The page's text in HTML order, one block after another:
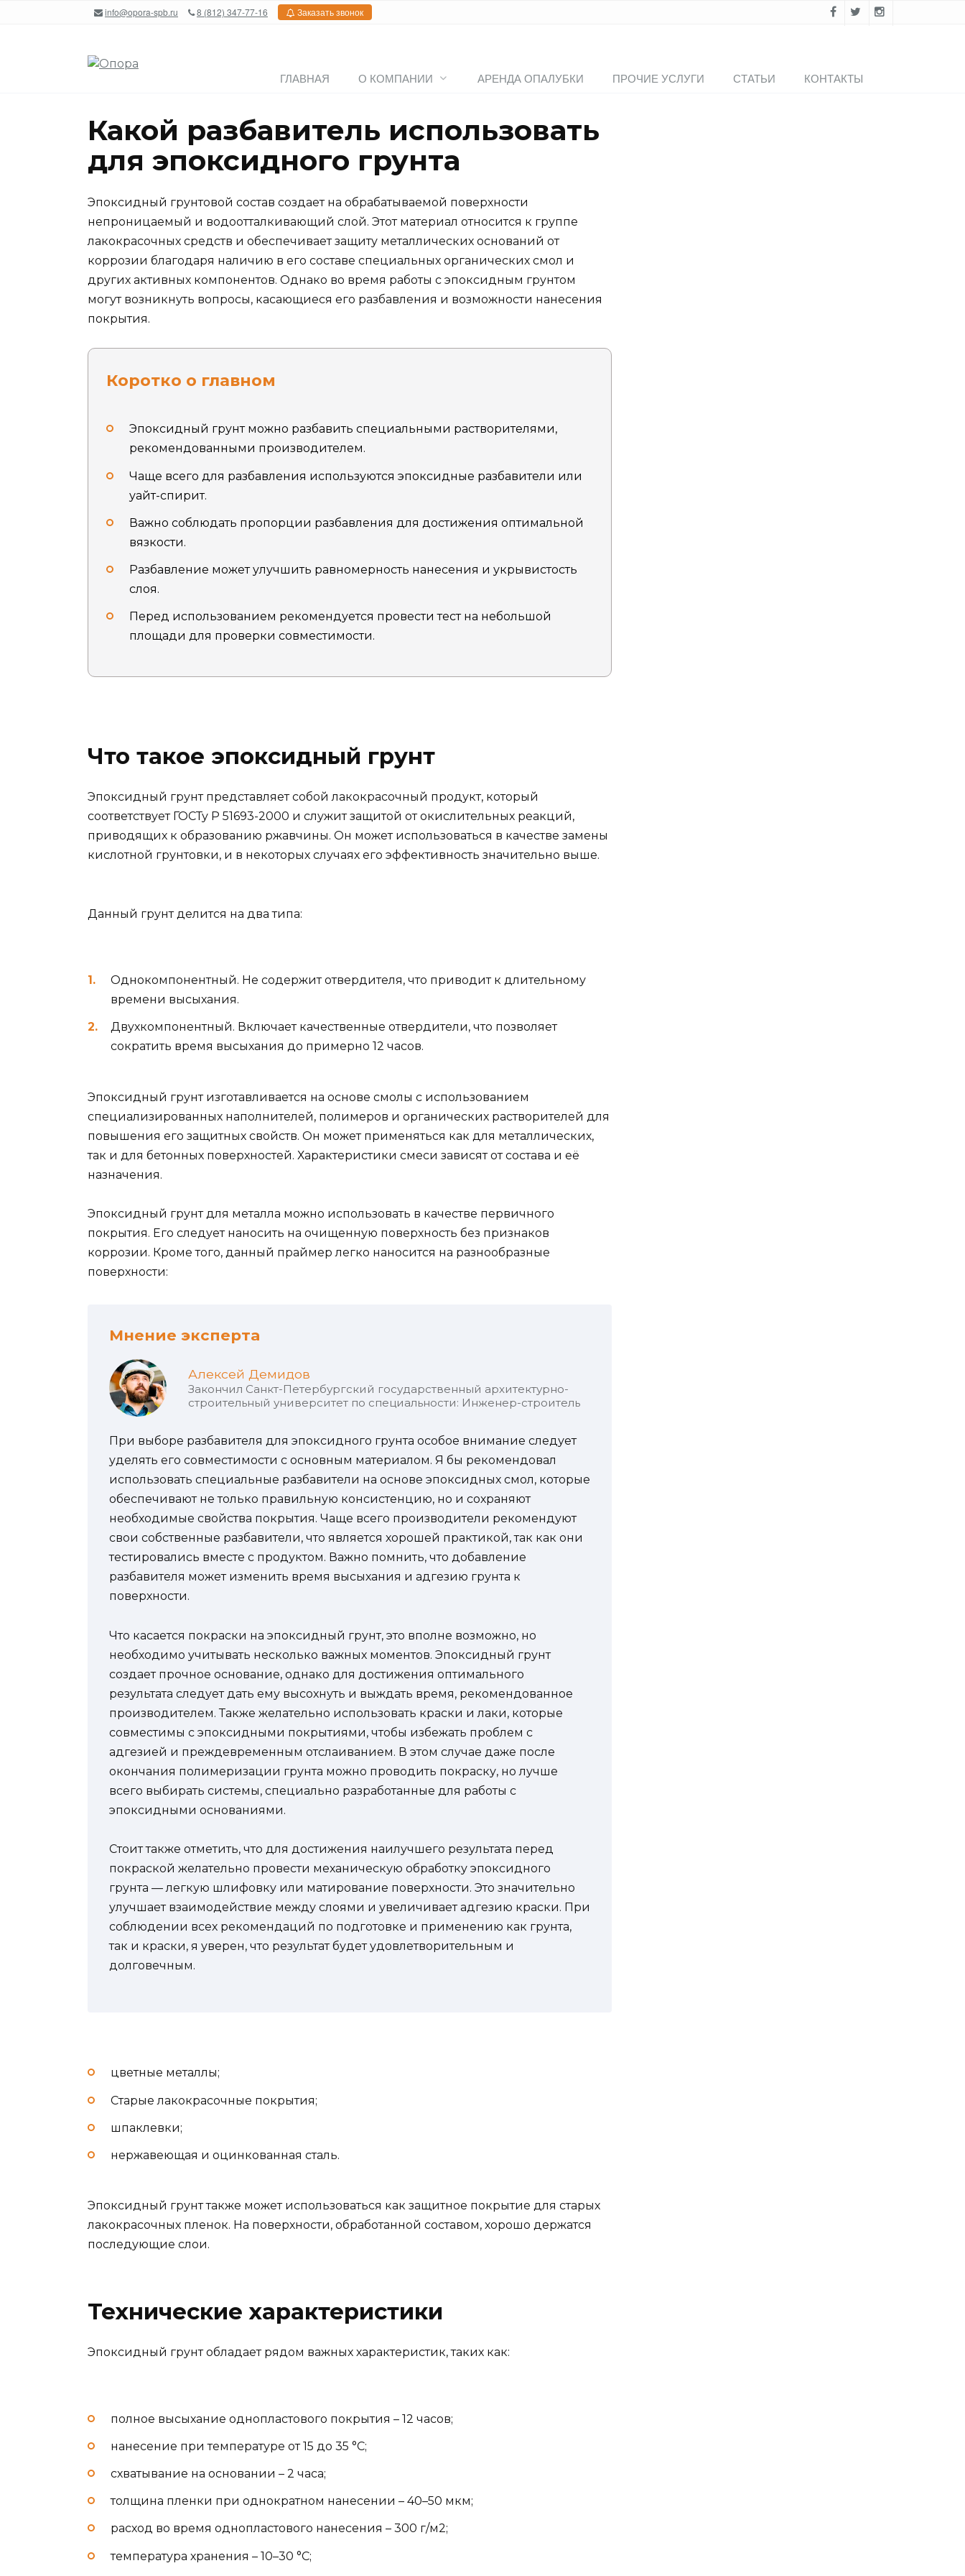
info@opora-spb.ru 8 (812) 347-77-16 Заказать звонок
ГЛАВНАЯ О КОМПАНИИ АРЕНДА ОПАЛУБКИ ПРОЧИЕ УСЛУГИ СТАТЬИ КОНТАКТЫ
Какой разбавитель использовать
для эпоксидного грунта
Эпоксидный грунтовой состав создает на обрабатываемой поверхности
непроницаемый и водоотталкивающий слой. Этот материал относится к группе
лакокрасочных средств и обеспечивает защиту металлических оснований от
коррозии благодаря наличию в его составе специальных органических смол и
других активных компонентов. Однако во время работы с эпоксидным грунтом
могут возникнуть вопросы, касающиеся его разбавления и возможности нанесения
покрытия.
Коротко о главном
Эпоксидный грунт можно разбавить специальными растворителями,
рекомендованными производителем.
Чаще всего для разбавления используются эпоксидные разбавители или
уайт-спирит.
Важно соблюдать пропорции разбавления для достижения оптимальной
вязкости.
Разбавление может улучшить равномерность нанесения и укрывистость
слоя.
Перед использованием рекомендуется провести тест на небольшой
площади для проверки совместимости.
Что такое эпоксидный грунт
Эпоксидный грунт представляет собой лакокрасочный продукт, который
соответствует ГОСТу Р 51693-2000 и служит защитой от окислительных реакций,
приводящих к образованию ржавчины. Он может использоваться в качестве замены
кислотной грунтовки, и в некоторых случаях его эффективность значительно выше.
Данный грунт делится на два типа:
Однокомпонентный. Не содержит отвердителя, что приводит к длительному
времени высыхания.
Двухкомпонентный. Включает качественные отвердители, что позволяет
сократить время высыхания до примерно 12 часов.
Эпоксидный грунт изготавливается на основе смолы с использованием
специализированных наполнителей, полимеров и органических растворителей для
повышения его защитных свойств. Он может применяться как для металлических,
так и для бетонных поверхностей. Характеристики смеси зависят от состава и её
назначения.
Эпоксидный грунт для металла можно использовать в качестве первичного
покрытия. Его следует наносить на очищенную поверхность без признаков
коррозии. Кроме того, данный праймер легко наносится на разнообразные
поверхности:
Мнение эксперта
Алексей Демидов
Закончил Санкт-Петербургский государственный архитектурно-
строительный университет по специальности: Инженер-строитель
При выборе разбавителя для эпоксидного грунта особое внимание следует
уделять его совместимости с основным материалом. Я бы рекомендовал
использовать специальные разбавители на основе эпоксидных смол, которые
обеспечивают не только правильную консистенцию, но и сохраняют
необходимые свойства покрытия. Чаще всего производители рекомендуют
свои собственные разбавители, что является хорошей практикой, так как они
тестировались вместе с продуктом. Важно помнить, что добавление
разбавителя может изменить время высыхания и адгезию грунта к
поверхности.
Что касается покраски на эпоксидный грунт, это вполне возможно, но
необходимо учитывать несколько важных моментов. Эпоксидный грунт
создает прочное основание, однако для достижения оптимального
результата следует дать ему высохнуть и выждать время, рекомендованное
производителем. Также желательно использовать краски и лаки, которые
совместимы с эпоксидными покрытиями, чтобы избежать проблем с
адгезией и преждевременным отслаиванием. В этом случае даже после
окончания полимеризации грунта можно проводить покраску, но лучше
всего выбирать системы, специально разработанные для работы с
эпоксидными основаниями.
Стоит также отметить, что для достижения наилучшего результата перед
покраской желательно провести механическую обработку эпоксидного
грунта — легкую шлифовку или матирование поверхности. Это значительно
улучшает взаимодействие между слоями и увеличивает адгезию краски. При
соблюдении всех рекомендаций по подготовке и применению как грунта,
так и краски, я уверен, что результат будет удовлетворительным и
долговечным.
цветные металлы;
Старые лакокрасочные покрытия;
шпаклевки;
нержавеющая и оцинкованная сталь.
Эпоксидный грунт также может использоваться как защитное покрытие для старых
лакокрасочных пленок. На поверхности, обработанной составом, хорошо держатся
последующие слои.
Технические характеристики
Эпоксидный грунт обладает рядом важных характеристик, таких как:
полное высыхание однопластового покрытия – 12 часов;
нанесение при температуре от 15 до 35 °C;
схватывание на основании – 2 часа;
толщина пленки при однократном нанесении – 40–50 мкм;
расход во время однопластового нанесения – 300 г/м2;
температура хранения – 10–30 °C;